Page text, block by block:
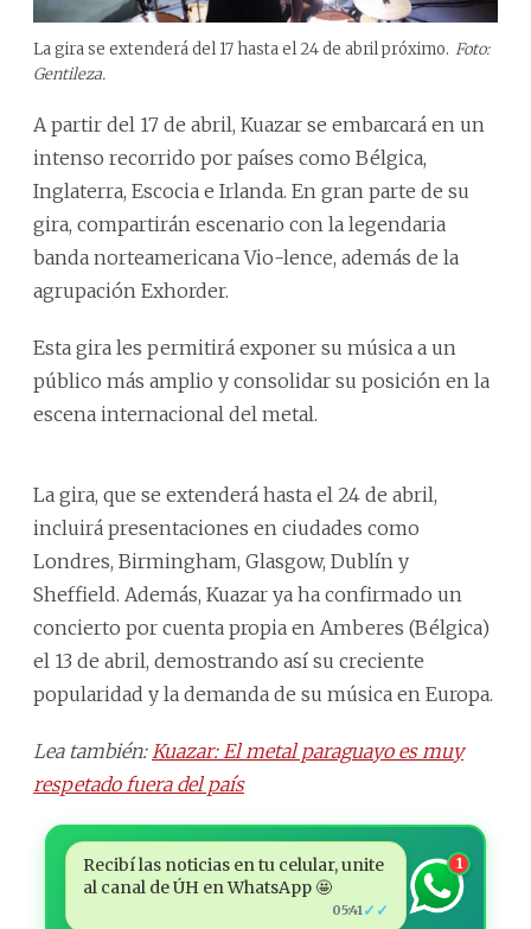
La gira se extenderá del 17 hasta el 24 de abril próximo. Foto:
Gentileza.
A partir del 17 de abril, Kuazar se embarcará en un
intenso recorrido por países como Bélgica,
Inglaterra, Escocia e Irlanda. En gran parte de su
gira, compartirán escenario con la legendaria
banda norteamericana Vio-lence, además de la
agrupación Exhorder.
Esta gira les permitirá exponer su música a un
público más amplio y consolidar su posición en la
escena internacional del metal.
La gira, que se extenderá hasta el 24 de abril,
incluirá presentaciones en ciudades como
Londres, Birmingham, Glasgow, Dublín y
Sheffield. Además, Kuazar ya ha confirmado un
concierto por cuenta propia en Amberes (Bélgica)
el 13 de abril, demostrando así su creciente
popularidad y la demanda de su música en Europa.
Lea también: Kuazar: El metal paraguayo es muy
respetado fuera del país
Recibí las noticias en tu celular, unite
al canal de ÚH en WhatsApp 🤩
05:41 ✓✓
1